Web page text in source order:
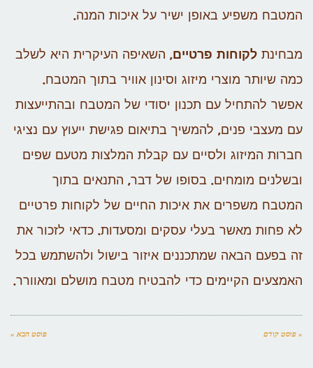
המטבח משפיע באופן ישיר על איכות המנה.
מבחינת לקוחות פרטיים, השאיפה העיקרית היא לשלב
כמה שיותר מוצרי מיזוג וסינון אוויר בתוך המטבח.
אפשר להתחיל עם תכנון יסודי של המטבח ובהתייעצות
עם מעצבי פנים, להמשיך בתיאום פגישת ייעוץ עם נציגי
חברות המיזוג ולסיים עם קבלת המלצות מטעם שפים
ובשלנים מומחים. בסופו של דבר, התנאים בתוך
המטבח משפרים את איכות החיים של לקוחות פרטיים
לא פחות מאשר בעלי עסקים ומסעדות. כדאי לזכור את
זה בפעם הבאה שמתכננים איזור בישול ולהשתמש בכל
האמצעים הקיימים כדי להבטיח מטבח מושלם ומאוורר.
« פוסט קודם פוסט הבא »